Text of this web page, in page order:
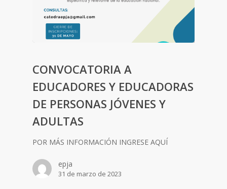
CONVOCATORIA A
EDUCADORES Y EDUCADORAS
DE PERSONAS JÓVENES Y
ADULTAS
POR MÁS INFORMACIÓN INGRESE AQUÍ
epja
31 de marzo de 2023